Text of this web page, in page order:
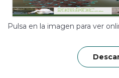
Pulsa en la imagen para ver